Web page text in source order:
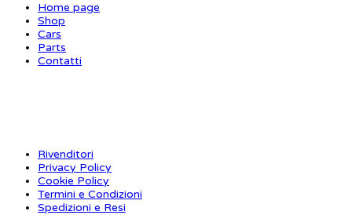
Home page
Shop
Cars
Parts
Contatti
Rivenditori
Privacy Policy
Cookie Policy
Termini e Condizioni
Spedizioni e Resi